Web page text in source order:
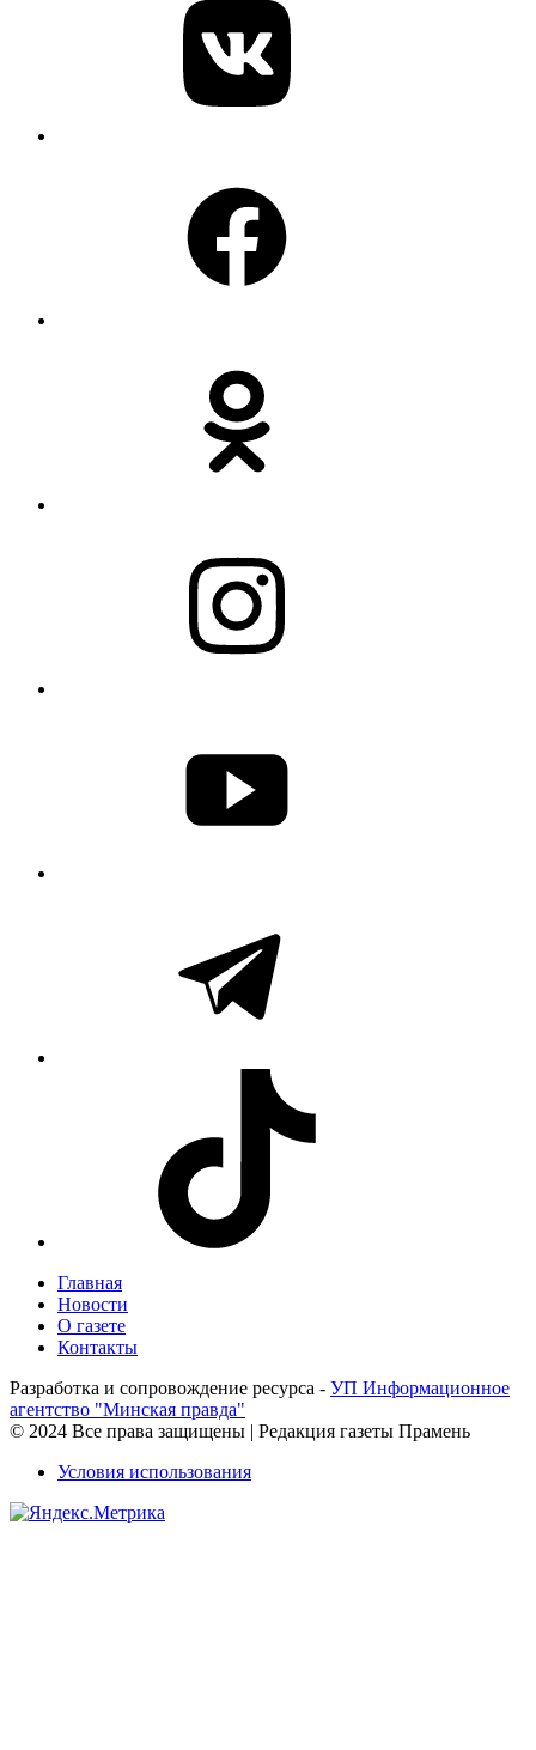
Главная
Новости
О газете
Контакты
Разработка и сопровождение ресурса - УП Информационное
агентство "Минская правда"
© 2024 Все права защищены | Редакция газеты Прамень
Условия использования